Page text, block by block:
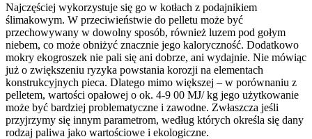
Najczęściej wykorzystuje się go w kotłach z podajnikiem
ślimakowym. W przeciwieństwie do pelletu może być
przechowywany w dowolny sposób, również luzem pod gołym
niebem, co może obniżyć znacznie jego kaloryczność. Dodatkowo
mokry ekogroszek nie pali się ani dobrze, ani wydajnie. Nie mówiąc
już o zwiększeniu ryzyka powstania korozji na elementach
konstrukcyjnych pieca. Dlatego mimo większej – w porównaniu z
pelletem, wartości opałowej o ok. 4-9 00 MJ/ kg jego użytkowanie
może być bardziej problematyczne i zawodne. Zwłaszcza jeśli
przyjrzymy się innym parametrom, według których określa się dany
rodzaj paliwa jako wartościowe i ekologiczne.